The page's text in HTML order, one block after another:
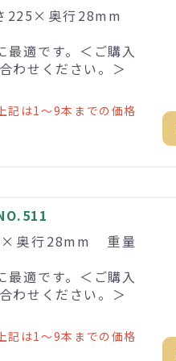
225×奥行28mm
適です。＜ご購入
わせください。＞
記は1～9本までの価格
奥行28mm 重量
適です。＜ご購入
わせください。＞
記は1～9本までの価格